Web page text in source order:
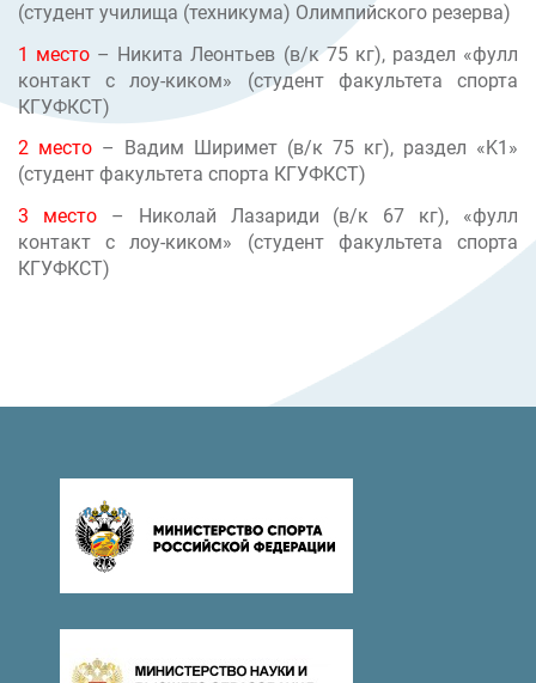
(студент училища (техникума) Олимпийского резерва)
1 место – Никита Леонтьев (в/к 75 кг), раздел «фулл
контакт с лоу-киком» (студент факультета спорта
КГУФКСТ)
2 место – Вадим Ширимет (в/к 75 кг), раздел «K1»
(студент факультета спорта КГУФКСТ)
3 место – Николай Лазариди (в/к 67 кг), «фулл
контакт с лоу-киком» (студент факультета спорта
КГУФКСТ)